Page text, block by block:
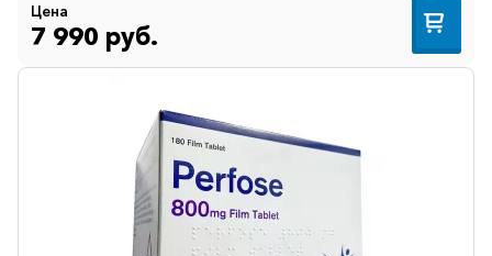
Цена
7 990 руб.